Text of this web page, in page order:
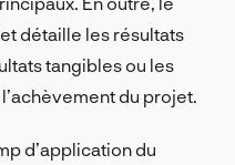
détaille les résultats
tangibles ou les
du projet.
d’application du